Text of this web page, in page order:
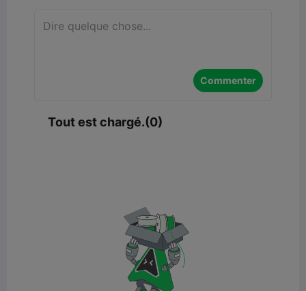
Commenter
Tout est chargé.(0)